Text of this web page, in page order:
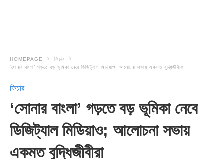
HOMEPAGE
ফিচার
‘সোনার বাংলা’ গড়তে বড় ভূমিকা নেবে ডিজিট্যাল মিডিয়াও; আলোচনা সভায় একমত বুদ্ধিজীবীরা
ফিচার
‘সোনার বাংলা’ গড়তে বড় ভূমিকা নেবে
ডিজিট্যাল মিডিয়াও; আলোচনা সভায়
একমত বুদ্ধিজীবীরা